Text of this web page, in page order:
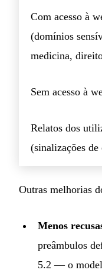
Com acesso à
(domínios
medicina,
Sem acesso à
Relatos dos
(sinalizações de
Outras melhorias
Menos
preâmbulos
5.2 — o